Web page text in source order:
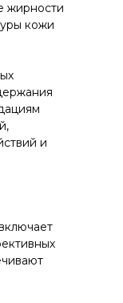
жирности
кожи
и